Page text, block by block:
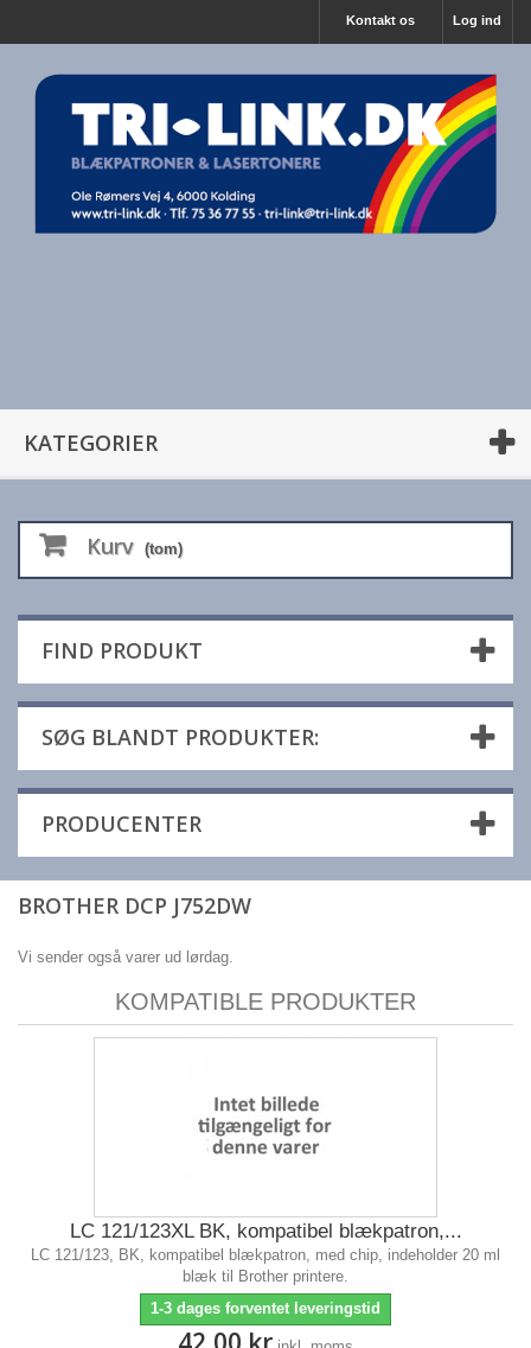
Log ind
Kontakt os
KATEGORIER
Kurv (tom)
FIND PRODUKT
SØG BLANDT PRODUKTER:
PRODUCENTER
BROTHER DCP J752DW
Vi sender også varer ud lørdag.
KOMPATIBLE PRODUKTER
LC 121/123XL BK, kompatibel blækpatron,...
LC 121/123, BK, kompatibel blækpatron, med chip, indeholder 20 ml
blæk til Brother printere.
1-3 dages forventet leveringstid